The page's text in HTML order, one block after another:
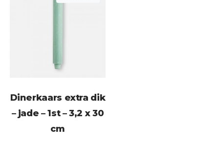
Dinerkaars extra dik
– jade – 1st – 3,2 x 30
cm